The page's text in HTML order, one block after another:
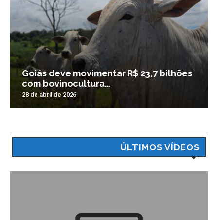
Goiás deve movimentar R$ 23,7 bilhões
com bovinocultura...
28 de abril de 2026
ÚLTIMOS VÍDEOS